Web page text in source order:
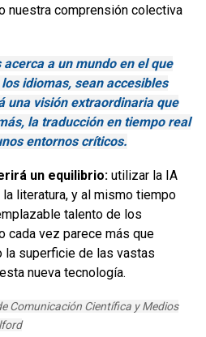
nuestra comprensión colectiva
a un mundo en el que
idiomas, sean accesibles
una visión extraordinaria que
la traducción en tiempo real
entornos críticos.
un equilibrio: utilizar la IA
literatura, y al mismo tiempo
talento de los
cada vez parece más que
la superficie de las vastas
nueva tecnología.
Comunicación Científica y Medios